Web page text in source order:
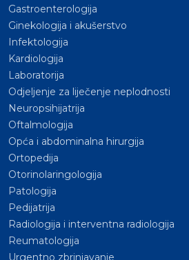
Gastroenterologija
Ginekologija i akušerstvo
Infektologija
Kardiologija
Laboratorija
Odjeljenje za liječenje neplodnosti
Neuropsihijatrija
Oftalmologija
Opća i abdominalna hirurgija
Ortopedija
Otorinolaringologija
Patologija
Pedijatrija
Radiologija i interventna radiologija
Reumatologija
Urgentno zbrinjavanje